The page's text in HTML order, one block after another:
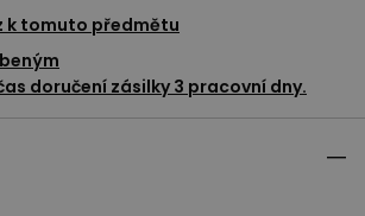
k tomuto předmětu
doručení zásilky 3 pracovní dny.